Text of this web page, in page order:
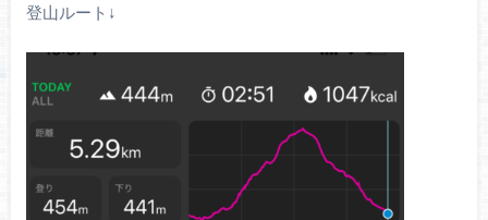
登山ルート↓